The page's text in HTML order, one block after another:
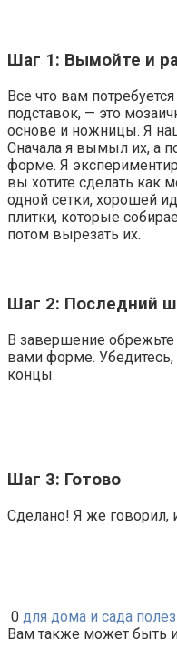
Шаг 1: Вымойте и
Все что вам
подставок, — это
основе и ножницы. Я
Сначала я вымыл их, а
форме. Я
вы хотите сделать как
одной сетки, хорошей
плитки, которые
потом вырезать их.
Шаг 2: Последний
В завершение
вами форме.
концы.
Шаг 3: Готово
Сделано! Я же говорил,
0 для дома и сада
Вам также может быть